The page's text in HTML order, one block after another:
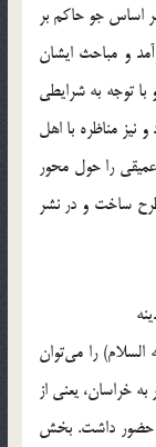
اساس جو حاکم بر
و مباحث ایشان
با توجه به شرایطی
نیز مناظره با اهل
را حول محور
ساخت و در نشر
را می‌توان
خراسان، یعنی از
مدینه حضور داشت. بخش